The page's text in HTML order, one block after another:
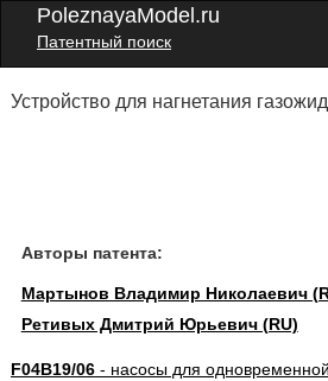
PoleznayaModel.ru
Патентный поиск
Устройство для нагнетания
Авторы патента:
Мартынов Владимир Николаевич
Ретивых Дмитрий Юрьевич (RU)
F04B19/06- насосы для